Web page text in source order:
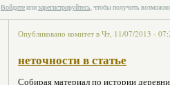
Войдитеилизарегистрируйтесь, чтобы получить
Опубликовано комитет в Чт, 11/07/2013 -
неточности в статье
Собирая материал по истории